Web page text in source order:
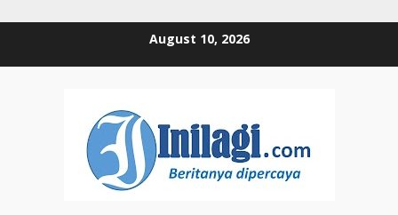
August 10, 2026